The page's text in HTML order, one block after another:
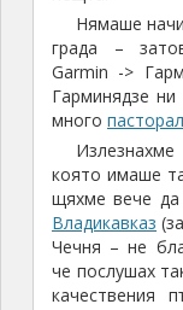
Нямаше
града –
Garmin ->
Гарминядзе
много
която имаше
щяхме вече
Владикавказ
Чечня – не
че послушах
качествения